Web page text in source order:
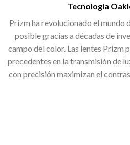
Tecnología
Prizm ha revolucionado el mundo
posible gracias a décadas de
campo del color. Las lentes Prizm
precedentes en la transmisión de
con precisión maximizan el